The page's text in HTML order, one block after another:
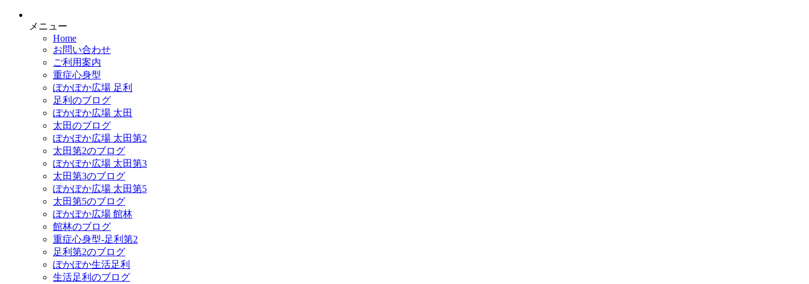
メニュー
Home
お問い合わせ
ご利用案内
重症心身型
ぽかぽか広場 足利
足利のブログ
ぽかぽか広場 太田
太田のブログ
ぽかぽか広場 太田第2
太田第2のブログ
ぽかぽか広場 太田第3
太田第3のブログ
ぽかぽか広場 太田第5
太田第5のブログ
ぽかぽか広場 館林
館林のブログ
重症心身型-足利第2
足利第2のブログ
ぽかぽか生活足利
生活足利のブログ